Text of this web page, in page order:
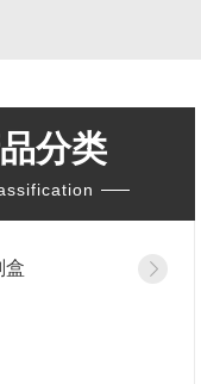
分类
盒